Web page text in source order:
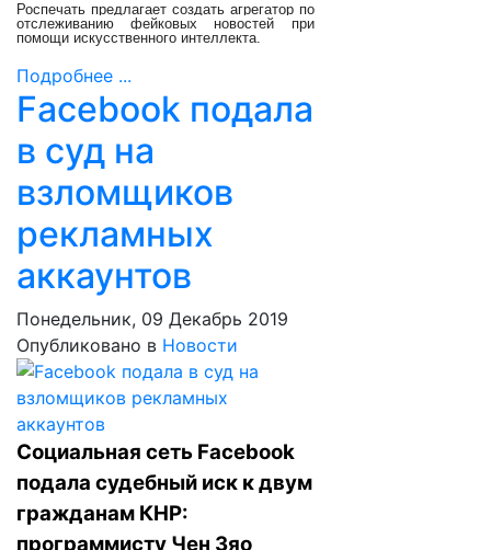
Роспечать предлагает создать агрегатор по
отслеживанию фейковых новостей при
помощи искусственного интеллекта.
Подробнее ...
Facebook подала
в суд на
взломщиков
рекламных
аккаунтов
Понедельник, 09 Декабрь 2019
Опубликовано в Новости
Социальная сеть Facebook
подала судебный иск к двум
гражданам КНР:
программисту Чен Зяо